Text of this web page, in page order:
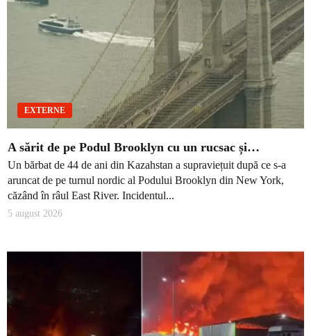
EXTERNE
A sărit de pe Podul Brooklyn cu un rucsac și…
Un bărbat de 44 de ani din Kazahstan a supraviețuit după ce s-a
aruncat de pe turnul nordic al Podului Brooklyn din New York,
căzând în râul East River. Incidentul...
5 august 2026